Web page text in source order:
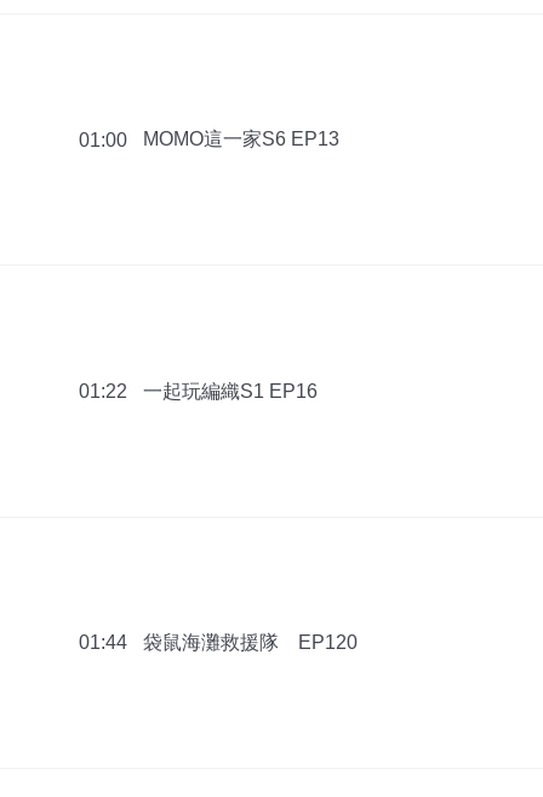
01:00 MOMO這一家S6 EP13
01:22 一起玩編織S1 EP16
01:44 袋鼠海灘救援隊 EP120